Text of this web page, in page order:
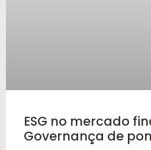
ESG no mercado
Governança de